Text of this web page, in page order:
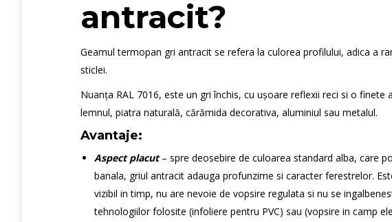
antracit?
Geamul termopan gri antracit se refera la culorea profilului, adica a
sticlei.
Nuanța RAL 7016, este un gri închis, cu ușoare reflexii reci si o
lemnul, piatra naturală, cărămida decorativa, aluminiul sau metalul.
Avantaje:
Aspect placut– spre deosebire de culoarea standard alba, care
banala, griul antracit adauga profunzime si caracter ferestrelor.
vizibil in timp, nu are nevoie de vopsire regulata si nu se
tehnologiilor folosite (infoliere pentru PVC) sau (vopsire in camp